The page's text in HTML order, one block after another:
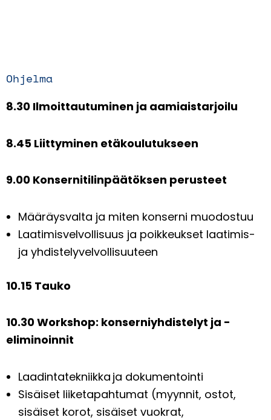
Ohjelma
8.30 Ilmoittautuminen ja aamiaistarjoilu
8.45 Liittyminen etäkoulutukseen
9.00 Konsernitilinpäätöksen perusteet
Määräysvalta ja miten konserni muodostuu
Laatimisvelvollisuus ja poikkeukset laatimis-
ja yhdistelyvelvollisuuteen
10.15 Tauko
10.30 Workshop: konserniyhdistelyt ja -
eliminoinnit
Laadintatekniikka ja dokumentointi
Sisäiset liiketapahtumat (myynnit, ostot,
sisäiset korot, sisäiset vuokrat,